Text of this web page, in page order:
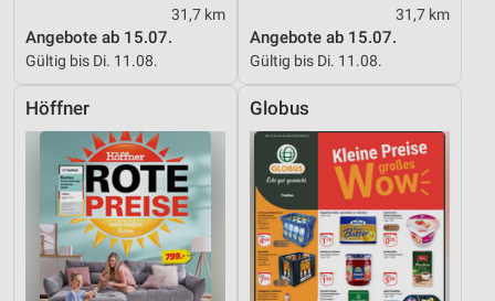
31,7 km
Angebote ab 15.07.
Gültig bis Di. 11.08.
31,7 km
Angebote ab 15.07.
Gültig bis Di. 11.08.
Höffner Globus